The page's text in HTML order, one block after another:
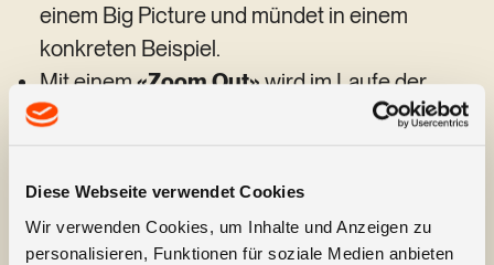
Diese Webseite verwendet Cookies
Wir verwenden Cookies, um Inhalte und Anzeigen zu
personalisieren, Funktionen für soziale Medien anbieten
einem Big Picture und mündet in einem
konkreten Beispiel.
Mit einem«Zoom Out»wird im Laufe der
Erzählung ein spezifischer Fokus auf das
«Contrast»
– Unterschiedliche
Fragestellungen, Daten oder Protagonisten
werden einander vergleichend